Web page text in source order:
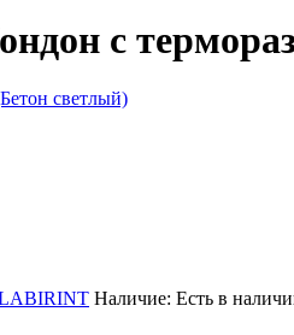
с
Наличие: Есть в